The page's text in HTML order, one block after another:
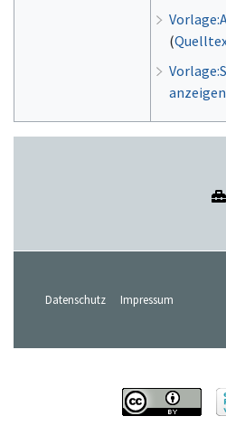
(
anzeigen
Datenschutz Impressum